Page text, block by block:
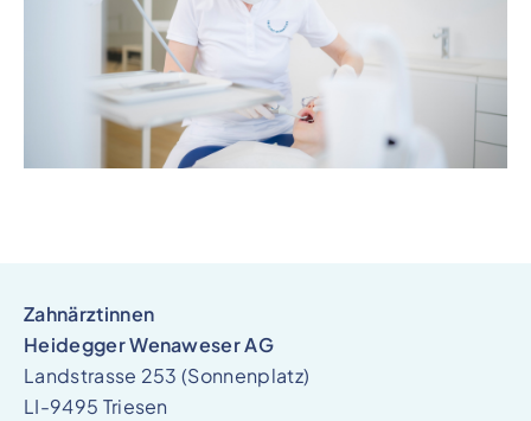
Zahnärztinnen
Heidegger Wenaweser AG
Landstrasse 253 (Sonnenplatz)
LI-9495 Triesen